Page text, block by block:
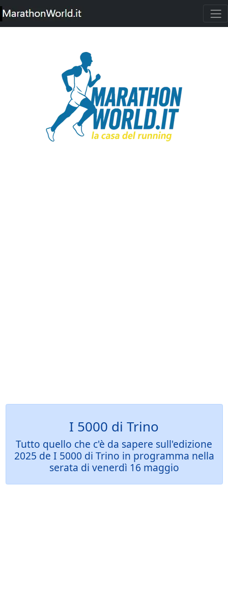
I 5000 di Trino
Tutto quello che c'è da sapere sull'edizione
2025 de I 5000 di Trino in programma nella
serata di venerdì 16 maggio